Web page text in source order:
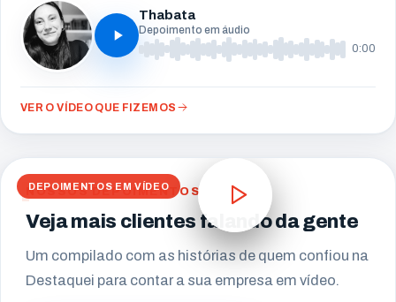
Thabata
Depoimento em áudio
0:00
VER O VÍDEO QUE FIZEMOS
DEPOIMENTOS EM VÍDEO
NOSSOS DEPOIMENTOS
Veja mais clientes falando da gente
Um compilado com as histórias de quem confiou na
Destaquei para contar a sua empresa em vídeo.